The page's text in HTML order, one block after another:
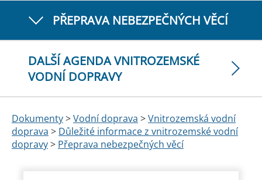
PŘEPRAVA NEBEZPEČNÝCH VĚCÍ
DALŠÍ AGENDA VNITROZEMSKÉ
VODNÍ DOPRAVY
Dokumenty>Vodní doprava >Vnitrozemská vodní
doprava > Důležité informace z vnitrozemské vodní
dopravy> Přeprava nebezpečných věcí